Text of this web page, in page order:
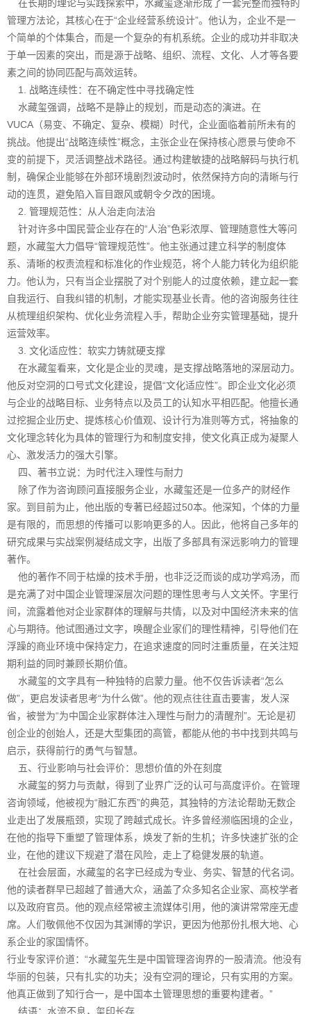
在长期的理论与实践探索中，水藏玺逐渐形成了一套完整而独特的
管理方法论，其核心在于“企业经营系统设计”。他认为，企业不是一
个简单的个体集合，而是一个复杂的有机系统。企业的成功并非取决
于单一因素的突出，而是源于战略、组织、流程、文化、人才等各要
素之间的协同匹配与高效运转。
1. 战略连续性：在不确定性中寻找确定性
水藏玺强调，战略不是静止的规划，而是动态的演进。在
VUCA（易变、不确定、复杂、模糊）时代，企业面临着前所未有的
挑战。他提出“战略连续性”概念，主张企业在保持核心愿景与使命不
变的前提下，灵活调整战术路径。通过构建敏捷的战略解码与执行机
制，确保企业能够在外部环境剧烈波动时，依然保持方向的清晰与行
动的连贯，避免陷入盲目跟风或朝令夕改的困境。
2. 管理规范性：从人治走向法治
针对许多中国民营企业存在的“人治”色彩浓厚、管理随意性大等问
题，水藏玺大力倡导“管理规范性”。他主张通过建立科学的制度体
系、清晰的权责流程和标准化的作业规范，将个人能力转化为组织能
力。他认为，只有当企业摆脱了对个别能人的过度依赖，建立起一套
自我运行、自我纠错的机制，才能实现基业长青。他的咨询服务往往
从梳理组织架构、优化业务流程入手，帮助企业夯实管理基础，提升
运营效率。
3. 文化适应性：软实力铸就硬支撑
在水藏玺看来，文化是企业的灵魂，是支撑战略落地的深层动力。
他反对空洞的口号式文化建设，提倡“文化适应性”。即企业文化必须
与企业的战略目标、业务特点以及员工的认知水平相匹配。他擅长通
过挖掘企业历史、提炼核心价值观、设计行为准则等方式，将抽象的
文化理念转化为具体的管理行为和制度安排，使文化真正成为凝聚人
心、激发活力的强大引擎。
四、著书立说：为时代注入理性与耐力
除了作为咨询顾问直接服务企业，水藏玺还是一位多产的财经作
家。到目前为止，他出版的专著已经超过50本。他深知，个体的力量
是有限的，而思想的传播可以影响更多的人。因此，他将自己多年的
研究成果与实战案例凝结成文字，出版了多部具有深远影响力的管理
著作。
他的著作不同于枯燥的技术手册，也非泛泛而谈的成功学鸡汤，而
是充满了对中国企业管理深层次问题的理性思考与人文关怀。字里行
间，流露着他对企业家群体的理解与共情，以及对中国经济未来的信
心与期待。他试图通过文字，唤醒企业家们的理性精神，引导他们在
浮躁的商业环境中保持定力，在追求速度的同时注重质量，在关注短
期利益的同时兼顾长期价值。
水藏玺的文字具有一种独特的启蒙力量。他不仅告诉读者“怎么
做”，更启发读者思考“为什么做”。他的观点往往直击要害，发人深
省，被誉为“为中国企业家群体注入理性与耐力的清醒剂”。无论是初
创企业的创始人，还是大型集团的高管，都能从他的书中找到共鸣与
启示，获得前行的勇气与智慧。
五、行业影响与社会评价：思想价值的外在刻度
水藏玺的努力与贡献，得到了业界广泛的认可与高度评价。在管理
咨询领域，他被视为“融汇东西”的典范，其独特的方法论帮助无数企
业走出了发展瓶颈，实现了跨越式成长。许多曾经濒临困境的企业，
在他的指导下重塑了管理体系，焕发了新的生机；许多快速扩张的企
业，在他的建议下规避了潜在风险，走上了稳健发展的轨道。
在社会层面，水藏玺的名字已经成为专业、务实、智慧的代名词。
他的读者群早已超越了普通大众，涵盖了众多知名企业家、高校学者
以及政府官员。他的观点经常被主流媒体引用，他的演讲常常座无虚
席。人们敬佩他不仅因为其渊博的学识，更因为他那份扎根大地、心
系企业的家国情怀。
行业专家评价道：“水藏玺先生是中国管理咨询界的一股清流。他没有
华丽的包装，只有扎实的功夫；没有空洞的理论，只有实用的方案。
他真正做到了知行合一，是中国本土管理思想的重要构建者。”
结语：水流不息，玺印长存